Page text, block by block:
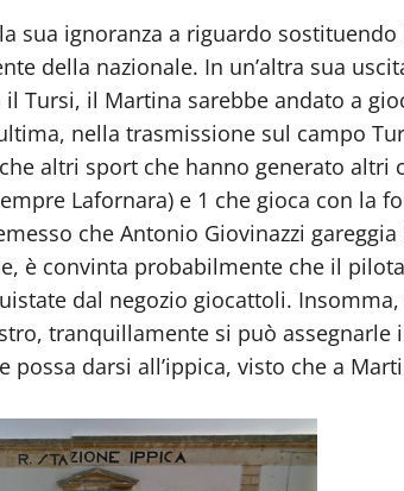
sua ignoranza a riguardo
della nazionale. In un’altra sua
Tursi, il Martina sarebbe andato a
nella trasmissione sul campo
altri sport che hanno generato
Lafornara) e 1 che gioca con la
che Antonio Giovinazzi
è convinta probabilmente che il
dal negozio giocattoli.
tranquillamente si può
possa darsi all’ippica, visto che a